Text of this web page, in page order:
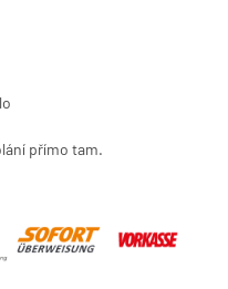
přímo tam.